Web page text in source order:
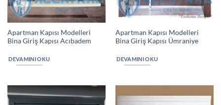
Apartman Kapısı Modelleri
Bina Giriş Kapısı Acıbadem
DEVAMINI OKU
Apartman Kapısı Modelleri
Bina Giriş Kapısı Ümraniye
DEVAMINI OKU